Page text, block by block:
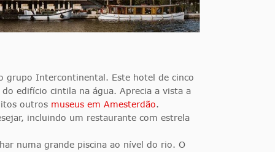
grupo Intercontinental. Este hotel de cinco
edifício cintila na água. Aprecia a vista a
outros museus em Amesterdão.
incluindo um restaurante com estrela
numa grande piscina ao nível do rio. O